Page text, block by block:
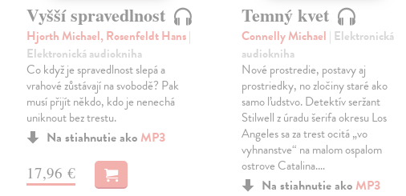
Vyšší spravedlnost
Hjorth Michael, Rosenfeldt Hans|
Elektronická audiokniha
Co když je spravedlnost slepá a
vrahové zůstávají na svobodě? Pak
musí přijít někdo, kdo je nenechá
uniknout bez trestu.
Na stiahnutie ako MP3
17,96 €
Temný kvet
Connelly Michael | Elektronická
audiokniha
Nové prostredie, postavy aj
prostriedky, no zločiny staré ako
samo ľudstvo. Detektív seržant
Stilwell z úradu šerifa okresu Los
Angeles sa za trest ocitá „vo
vyhnanstve“ na malom ospalom
ostrove Catalina.…
Na stiahnutie ako MP3